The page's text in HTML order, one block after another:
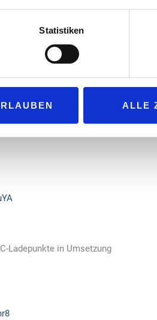
Statistiken
ALLE
Schnellladenetz. Bis 2030 möchte
den bis dahin benötigten
Dafür investiert das
EnBW mobility+ wurde erst
ausgezeichnet.
Ladepunkte in Umsetzung